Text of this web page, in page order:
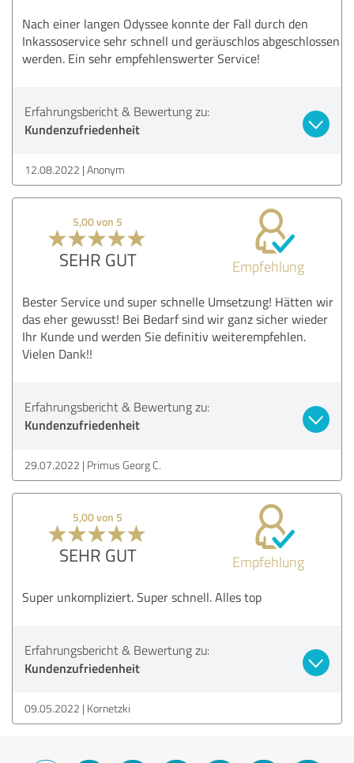
Nach einer langen Odyssee konnte der Fall durch den
Inkassoservice sehr schnell und geräuschlos abgeschlossen
werden. Ein sehr empfehlenswerter Service!
Erfahrungsbericht & Bewertung zu:
Kundenzufriedenheit
12.08.2022 Anonym
5,00 von 5
SEHR GUT Empfehlung
Bester Service und super schnelle Umsetzung! Hätten wir
das eher gewusst! Bei Bedarf sind wir ganz sicher wieder
Ihr Kunde und werden Sie definitiv weiterempfehlen.
Vielen Dank!!
Erfahrungsbericht & Bewertung zu:
Kundenzufriedenheit
29.07.2022 Primus Georg C.
5,00 von 5
SEHR GUT Empfehlung
Super unkompliziert. Super schnell. Alles top
Erfahrungsbericht & Bewertung zu:
Kundenzufriedenheit
09.05.2022 Kornetzki